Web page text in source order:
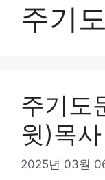
주기
주기도
윗)목사
2025년 03월